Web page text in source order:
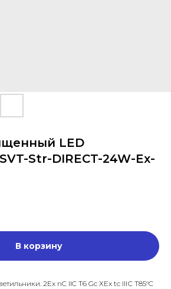
LED
Str-DIRECT-24W-Ex-
В корзину
2Ех nC IIC T6 Gc ХEx tc IIIС T85°C